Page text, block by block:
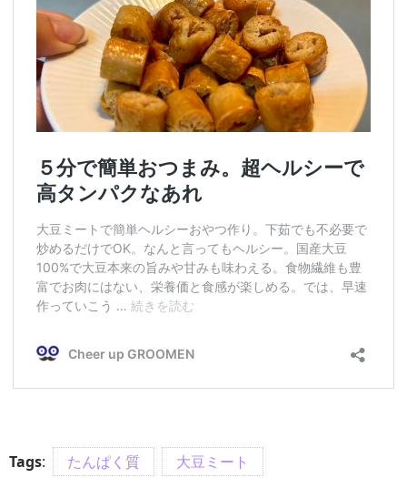
Tags: たんぱく質 大豆ミート